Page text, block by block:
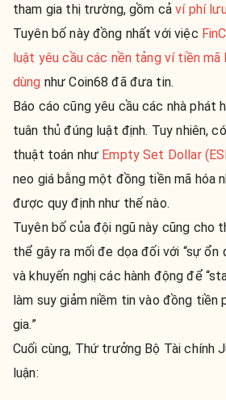
tham gia thị trường, gồm cảví phí
Tuyên bố này đồng nhất với việc
luật yêu cầu các nền tảng ví tiền mã
dùng như Coin68 đã đưa tin.
Báo cáo cũng yêu cầu các nhà phát
tuân thủ đúng luật định. Tuy nhiên,
thuật toán như Empty Set Dollar
neo giá bằng một đồng tiền mã hóa
được quy định như thế nào.
Tuyên bố của đội ngũ này cũng cho
thể gây ra mối đe dọa đối với “sự
và khuyến nghị các hành động để
làm suy giảm niềm tin vào đồng tiền
gia.”
Cuối cùng, Thứ trưởng Bộ Tài chính
luận: